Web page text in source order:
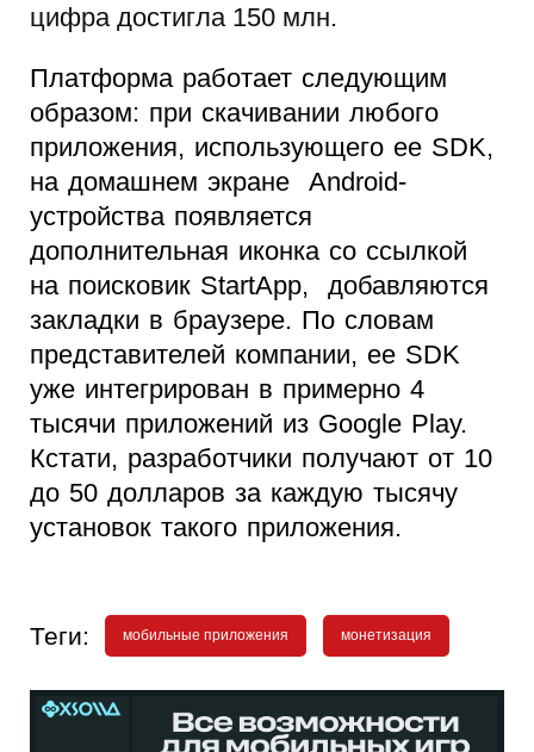
цифра достигла 150 млн.
Платформа работает следующим
образом: при скачивании любого
приложения, использующего ее SDK,
на домашнем экране Android-
устройства появляется
дополнительная иконка со ссылкой
на поисковик StartApp, добавляются
закладки в браузере. По словам
представителей компании, ее SDK
уже интегрирован в примерно 4
тысячи приложений из Google Play.
Кстати, разработчики получают от 10
до 50 долларов за каждую тысячу
установок такого приложения.
Теги: мобильные приложения монетизация